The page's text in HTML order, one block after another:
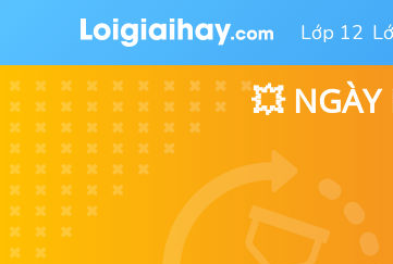
Lớp 12
💥 NGÀY
Văn tế nghĩa sĩ Cần Giuộc -
Nguyễn Đình Chiểu
Tổng hợp các bài văn nghị luận
về tác phẩm Văn tế nghĩa sĩ Cần
Giuộc
Tổng hợp các cách mở bài, kết
bài cho tác phẩm Văn tế nghĩa sĩ